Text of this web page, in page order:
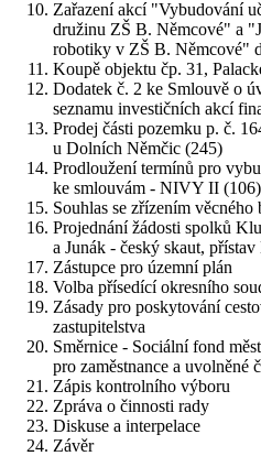
Zařazení akcí "Vybudování
družinu ZŠ B. Němcové" a
robotiky v ZŠ B. Němcové"
Koupě objektu čp. 31,
Dodatek č. 2 ke Smlouvě o
seznamu investičních akcí
Prodej části pozemku p. č.
u Dolních Němčic (245)
Prodloužení termínů pro
ke smlouvám - NIVY II (106)
Souhlas se zřízením
Projednání žádosti spolků
a Junák - český skaut, přístav
Zástupce pro územní plán
Volba přísedící okresního
Zásady pro poskytování
zastupitelstva
Směrnice - Sociální fond
pro zaměstnance a uvolněné
Zápis kontrolního výboru
Zpráva o činnosti rady
Diskuse a interpelace
Závěr